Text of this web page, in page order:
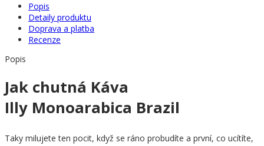
Popis
Detaily produktu
Doprava a platba
Recenze
Popis
Jak chutná Káva
Illy Monoarabica Brazil
Taky milujete ten pocit, když se ráno probudíte a první, co ucítíte,